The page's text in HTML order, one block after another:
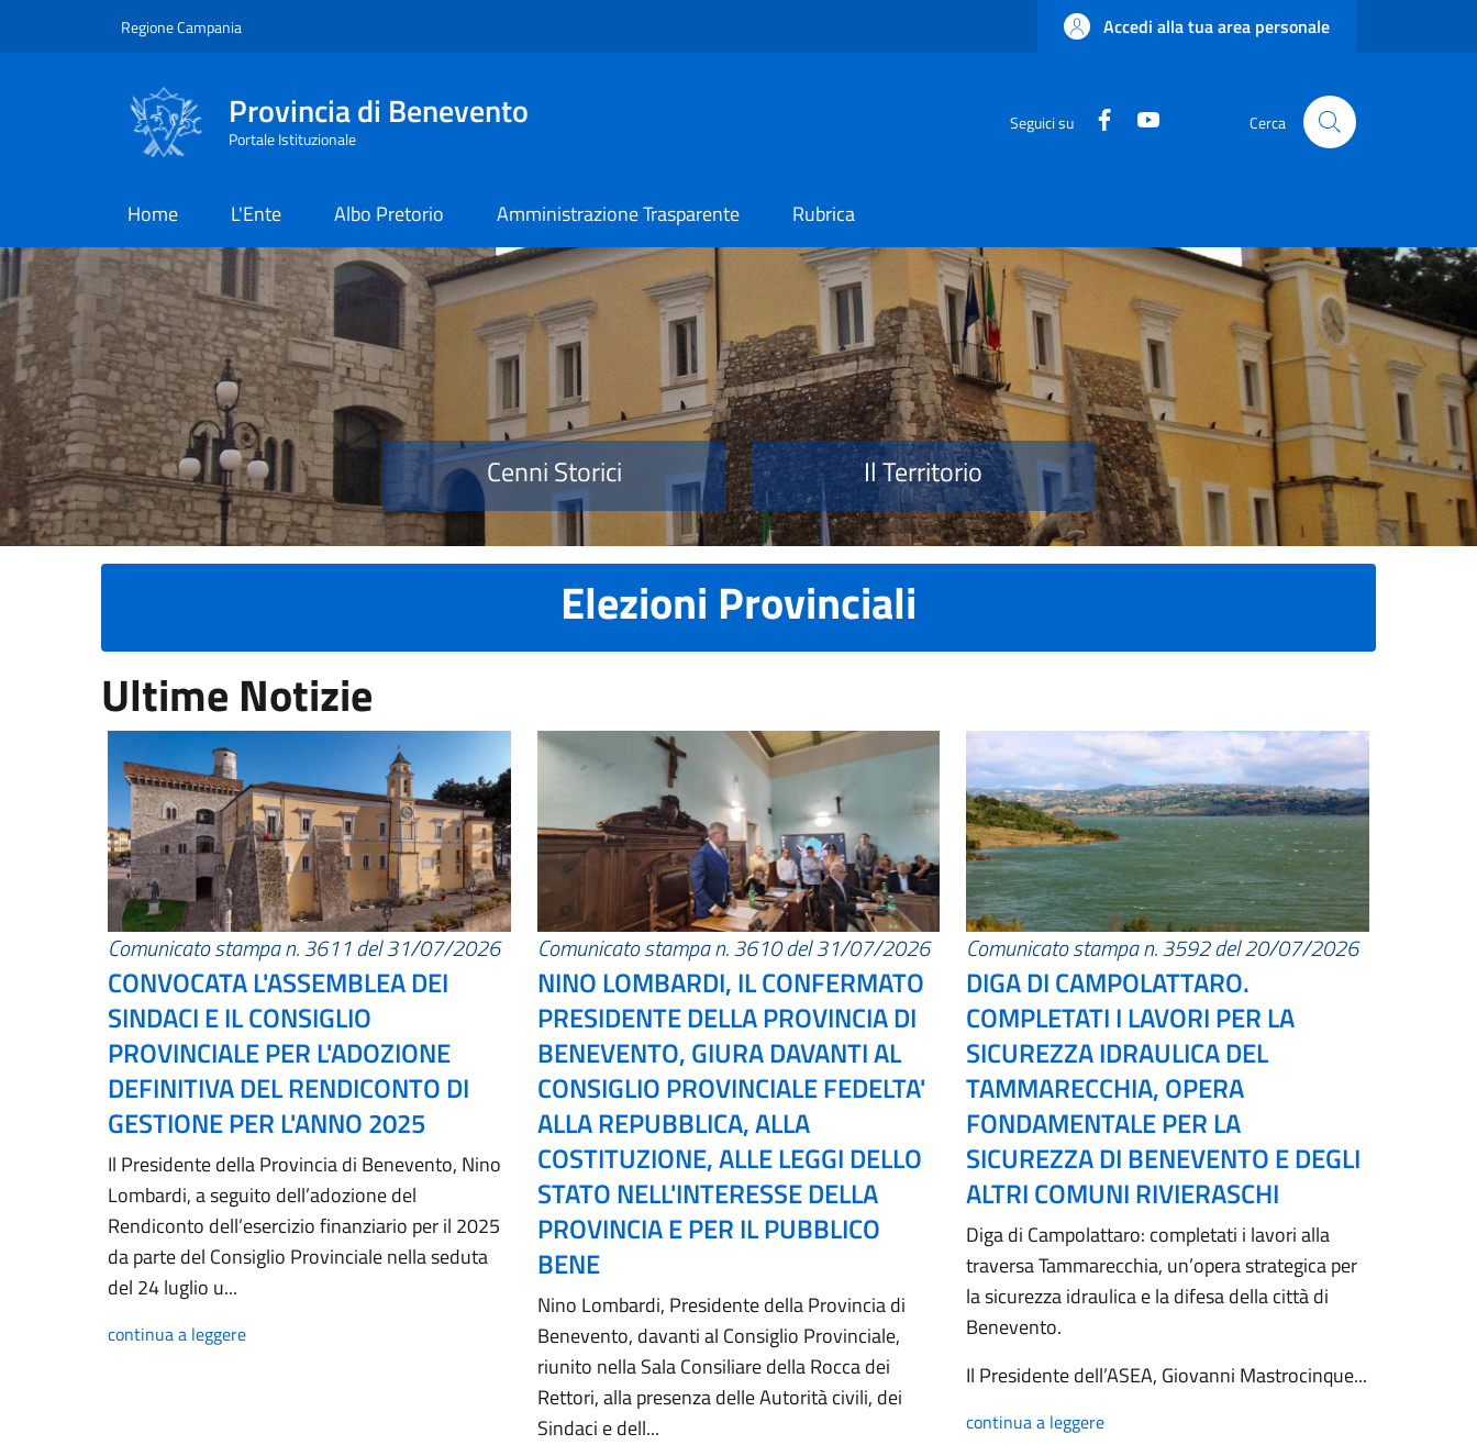
Regione Campania Accedi alla tua area personale
Provincia di Benevento
Portale Istituzionale
Seguici su Facebook Cerca
Home L'Ente Albo Pretorio Amministrazione Trasparente Rubrica
Provincia di Benevento
Cenni Storici Il Territorio
Elezioni Provinciali
Ultime Notizie
Comunicato stampa n. 3611 del 31/07/2026
CONVOCATA L'ASSEMBLEA DEI
SINDACI E IL CONSIGLIO
PROVINCIALE PER L'ADOZIONE
DEFINITIVA DEL RENDICONTO DI
GESTIONE PER L'ANNO 2025
Il Presidente della Provincia di Benevento, Nino
Lombardi, a seguito dell’adozione del
Rendiconto dell’esercizio finanziario per il 2025
da parte del Consiglio Provinciale nella seduta
del 24 luglio u...
continua a leggere
Comunicato stampa n. 3610 del 31/07/2026
NINO LOMBARDI, IL CONFERMATO
PRESIDENTE DELLA PROVINCIA DI
BENEVENTO, GIURA DAVANTI AL
CONSIGLIO PROVINCIALE FEDELTA'
ALLA REPUBBLICA, ALLA
COSTITUZIONE, ALLE LEGGI DELLO
STATO NELL'INTERESSE DELLA
PROVINCIA E PER IL PUBBLICO
BENE
Nino Lombardi, Presidente della Provincia di
Benevento, davanti al Consiglio Provinciale,
riunito nella Sala Consiliare della Rocca dei
Rettori, alla presenza delle Autorità civili, dei
Sindaci e dell...
Comunicato stampa n. 3592 del 20/07/2026
DIGA DI CAMPOLATTARO.
COMPLETATI I LAVORI PER LA
SICUREZZA IDRAULICA DEL
TAMMARECCHIA, OPERA
FONDAMENTALE PER LA
SICUREZZA DI BENEVENTO E DEGLI
ALTRI COMUNI RIVIERASCHI
Diga di Campolattaro: completati i lavori alla
traversa Tammarecchia, un’opera strategica per
la sicurezza idraulica e la difesa della città di
Benevento.
Il Presidente dell’ASEA, Giovanni Mastrocinque...
continua a leggere